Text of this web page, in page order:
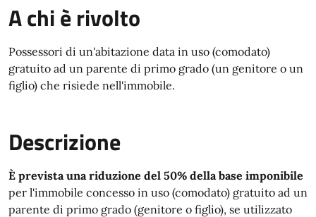
A chi è rivolto
Possessori di un'abitazione data in uso (comodato)
gratuito ad un parente di primo grado (un genitore o un
figlio) che risiede nell'immobile.
Descrizione
È prevista una riduzione del 50% della base imponibile
per l'immobile concesso in uso (comodato) gratuito ad un
parente di primo grado (genitore o figlio), se utilizzato